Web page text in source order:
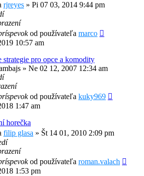
rjreyes » Pi 07 03, 2014 9:44 pm
od používateľa marco
10:57 am
strategie pro opce a komodity
» Ne 02 12, 2007 12:34 am
od používateľa kuky969
1:47 am
horečka
filip glasa » Št 14 01, 2010 2:09 pm
od používateľa roman.valach
1:53 pm